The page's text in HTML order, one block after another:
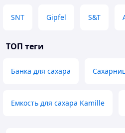
SNT Gipfel S&T
ТОП теги
Банка для сахара
Емкость для сахара Kamille